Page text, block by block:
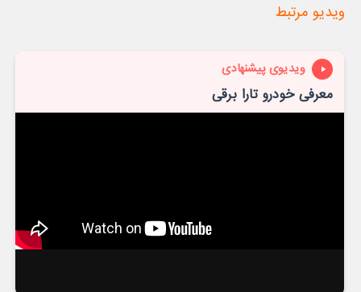
ویدیو مرتبط
ویدیوی پیشنهادی
معرفی خودرو تارا برقی